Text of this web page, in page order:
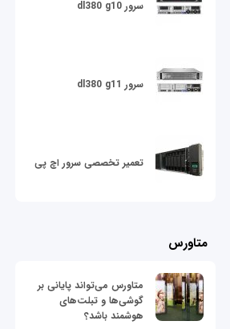
سرور dl380 g10
سرور dl380 g11
تعمیر تخصصی سرور اچ پی
متاورس
متاورس می‌تواند پایانی بر
گوشی‌ها و تبلت‌های
هوشمند باشد؟